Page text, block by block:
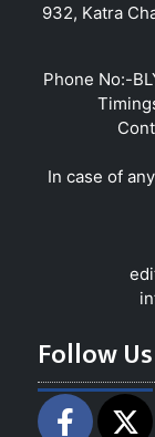
932, Katra
Phone No:-
In case of
Follow Us